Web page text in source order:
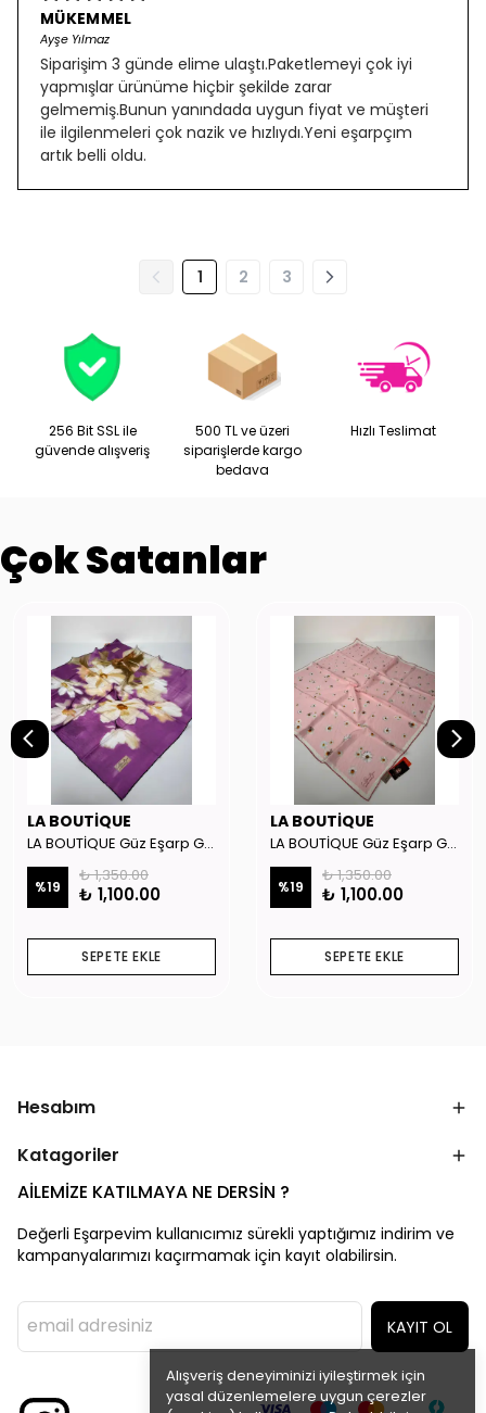
Alışveriş deneyiminizi iyileştirmek için
yasal düzenlemelere uygun çerezler
MÜKEMMEL
Ayşe Yılmaz
Siparişim 3 günde elime ulaştı.Paketlemeyi çok iyi
yapmışlar ürünüme hiçbir şekilde zarar
gelmemiş.Bunun yanındada uygun fiyat ve müşteri
ile ilgilenmeleri çok nazik ve hızlıydı.Yeni eşarpçım
artık belli oldu.
1 2 3
256 Bit SSL ile
güvende alışveriş
500 TL ve üzeri
siparişlerde kargo
bedava
Hızlı Teslimat
Çok Satanlar
LA BOUTİQUE
LA BOUTİQUE Güz Eşarp GYSE262908
%19
₺ 1,350.00
₺ 1,100.00
SEPETE EKLE
LA BOUTİQUE
LA BOUTİQUE Güz Eşarp GYSE130804
%19
₺ 1,350.00
₺ 1,100.00
SEPETE EKLE
Hesabım
Katagoriler
AİLEMİZE KATILMAYA NE DERSİN ?
Değerli Eşarpevim kullanıcımız sürekli yaptığımız indirim ve
kampanyalarımızı kaçırmamak için kayıt olabilirsin.
KAYIT OL